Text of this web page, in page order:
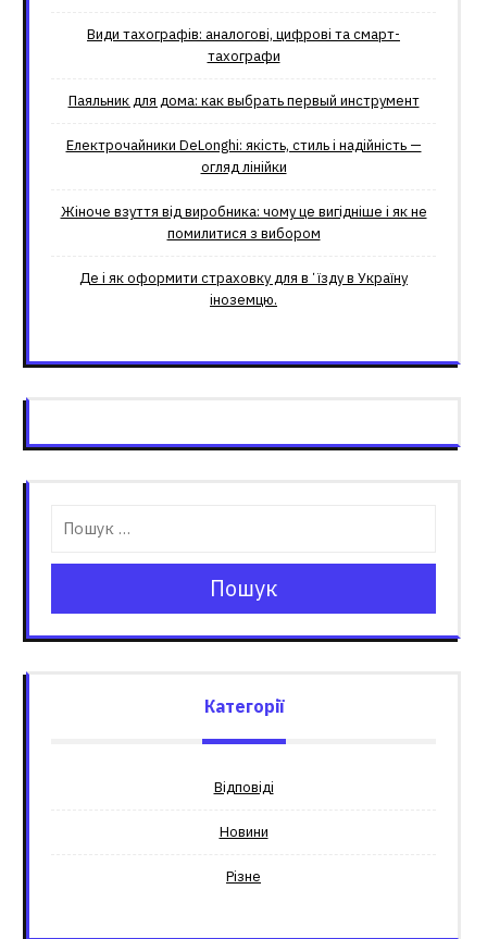
Види тахографів: аналогові, цифрові та смарт-
тахографи
Паяльник для дома: как выбрать первый инструмент
Електрочайники DeLonghi: якість, стиль і надійність —
огляд лінійки
Жіноче взуття від виробника: чому це вигідніше і як не
помилитися з вибором
Де і як оформити страховку для вʼїзду в Україну
іноземцю.
Пошук
Категорії
Відповіді
Новини
Різне